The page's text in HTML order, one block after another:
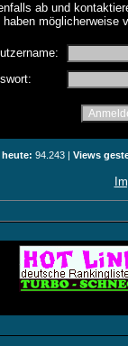
ab und
möglicherweise
heute: 94.243 | Views